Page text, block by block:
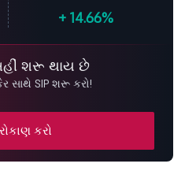
+14.66%
શરૂ થાય છે
સાથે SIP શરૂ કરો!
કરો